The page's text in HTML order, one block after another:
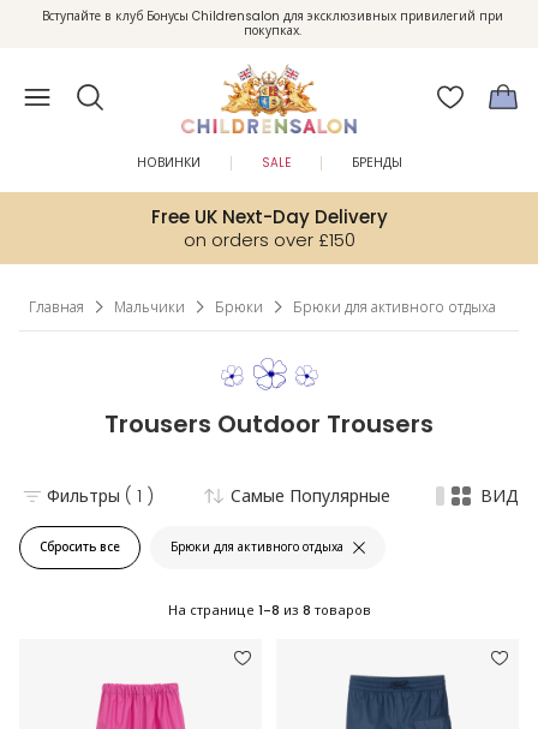
Enjoy 10% off your first order as a little welcome gift. Sign up here.
Вступайте в клуб Бонусы Childrensalon для эксклюзивных привилегий при
покупках.
Free UK Next-Day Delivery
on orders over £150
НОВИНКИ SALE БРЕНДЫ
Главная Мальчики Брюки Брюки для активного отдыха
Trousers Outdoor Trousers
Сбросить все Брюки для активного отдыха
Фильтры ( 1 ) Самые Популярные ВИД
На странице 1-8 из 8 товаров